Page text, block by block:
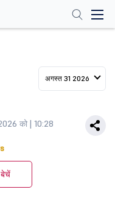
अगस्त 31 2026
को | 10:28
बेचें